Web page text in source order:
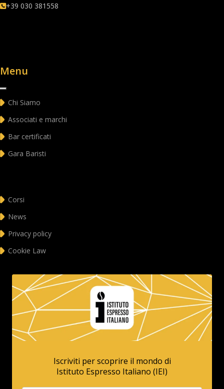
+39 030 381558
Menu
Chi Siamo
Associati e marchi
Bar certificati
Gara Baristi
Corsi
News
Privacy policy
Cookie Law
Iscriviti per scoprire il mondo di
Istituto Espresso Italiano (IEI)